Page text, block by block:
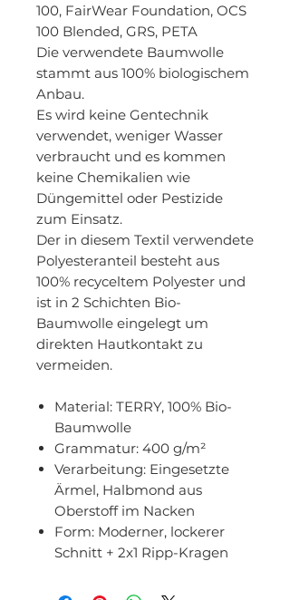
100, FairWear Foundation, OCS
100 Blended, GRS, PETA
Die verwendete Baumwolle
stammt aus 100% biologischem
Anbau.
Es wird keine Gentechnik
verwendet, weniger Wasser
verbraucht und es kommen
keine Chemikalien wie
Düngemittel oder Pestizide
zum Einsatz.
Der in diesem Textil verwendete
Polyesteranteil besteht aus
100% recyceltem Polyester und
ist in 2 Schichten Bio-
Baumwolle eingelegt um
direkten Hautkontakt zu
vermeiden.
Material: TERRY, 100% Bio-
Baumwolle
Grammatur: 400 g/m²
Verarbeitung: Eingesetzte
Ärmel, Halbmond aus
Oberstoff im Nacken
Form: Moderner, lockerer
Schnitt + 2x1 Ripp-Kragen